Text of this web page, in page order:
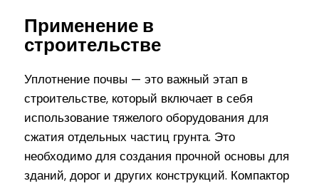
Применение в
строительстве
Уплотнение почвы — это важный этап в
строительстве, который включает в себя
использование тяжелого оборудования для
сжатия отдельных частиц грунта. Это
необходимо для создания прочной основы для
зданий, дорог и других конструкций. Компактор